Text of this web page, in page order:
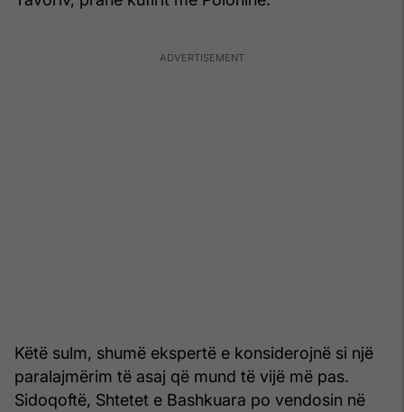
Këtë sulm, shumë ekspertë e konsiderojnë si një
paralajmërim të asaj që mund të vijë më pas.
Sidoqoftë, Shtetet e Bashkuara po vendosin në